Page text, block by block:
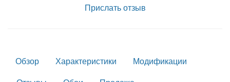
Прислать отзыв
Обзор Характеристики
Модификации